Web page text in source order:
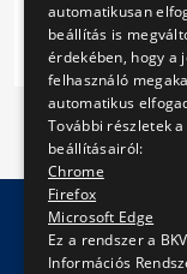
automatikusan
beállítás is
érdekében, hogy a
felhasználó
automatikus
További részletek
beállításairól:
Chrome
Firefox
Microsoft Edge
Ez a rendszer a
Információs